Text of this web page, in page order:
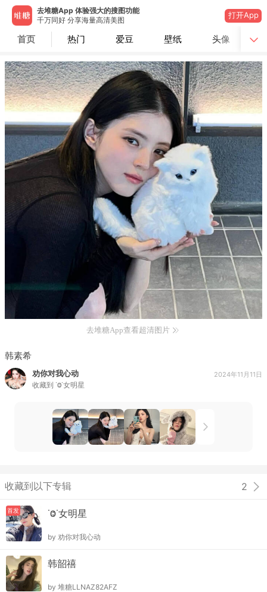
去堆糖App 体验强大的搜图功能
千万同好 分享海量高清美图
打开App
首页 热门 爱豆 壁纸 头像
去堆糖App查看超清图片
韩素希
劝你对我心动
收藏到 ˙Ⱉ˙女明星
2024年11月11日
收藏到以下专辑 2
首发 ˙Ⱉ˙女明星
by 劝你对我心动
韩韶禧
by 堆糖LLNAZ82AFZ